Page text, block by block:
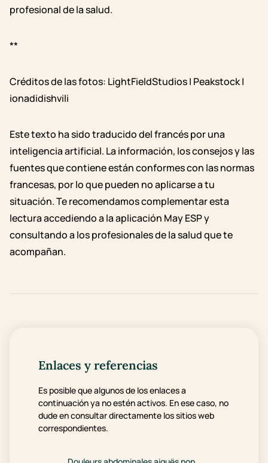
profesional de la salud.
**
Créditos de las fotos: LightFieldStudios | Peakstock |
ionadidishvili
Este texto ha sido traducido del francés por una
inteligencia artificial. La información, los consejos y las
fuentes que contiene están conformes con las normas
francesas, por lo que pueden no aplicarse a tu
situación. Te recomendamos complementar esta
lectura accediendo a la aplicación May ESP y
consultando a los profesionales de la salud que te
acompañan.
Enlaces y referencias
Es posible que algunos de los enlaces a
continuación ya no estén activos. En ese caso, no
dude en consultar directamente los sitios web
correspondientes.